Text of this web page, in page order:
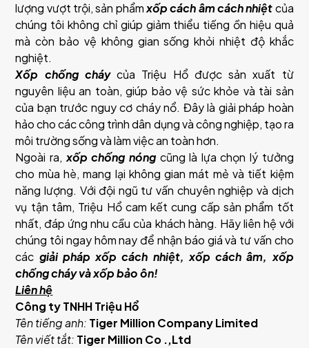
lượng vượt trội, sản phẩmxốp cách âm cách nhiệtcủa
chúng tôi không chỉ giúp giảm thiểu tiếng ồn hiệu quả
mà còn bảo vệ không gian sống khỏi nhiệt độ khắc
nghiệt.
Xốp chống cháycủa Triệu Hổ được sản xuất từ
nguyên liệu an toàn, giúp bảo vệ sức khỏe và tài sản
của bạn trước nguy cơ cháy nổ. Đây là giải pháp hoàn
hảo cho các công trình dân dụng và công nghiệp, tạo ra
môi trường sống và làm việc an toàn hơn.
Ngoài ra,xốp chống nóng cũng là lựa chọn lý tưởng
cho mùa hè, mang lại không gian mát mẻ và tiết kiệm
năng lượng. Với đội ngũ tư vấn chuyên nghiệp và dịch
vụ tận tâm, Triệu Hổ cam kết cung cấp sản phẩm tốt
nhất, đáp ứng nhu cầu của khách hàng. Hãy liên hệ với
chúng tôi ngay hôm nay để nhận báo giá và tư vấn cho
các giải pháp xốp cách nhiệt, xốp cách âm, xốp
chống cháy và xốp bảo ôn!
Liên hệ
Công ty TNHH Triệu Hổ
Tên tiếng anh: Tiger Million Company Limited
Tên viết tắt: Tiger Million Co .,Ltd